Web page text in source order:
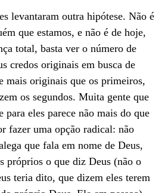
levantaram outra hipótese. Não é
que estamos, e não é de hoje,
total, basta ver o número de
credos originais em busca de
mais originais que os primeiros,
os segundos. Muita gente que
para eles parece não mais do que
fazer uma opção radical: não
que fala em nome de Deus,
próprios o que diz Deus (não o
teria dito, que dizem eles terem